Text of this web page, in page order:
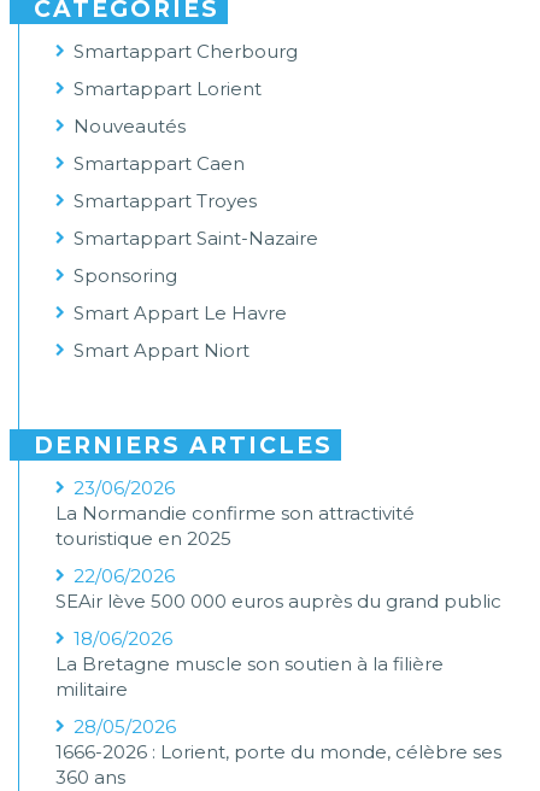
CATÉGORIES
Smartappart Cherbourg
Smartappart Lorient
Nouveautés
Smartappart Caen
Smartappart Troyes
Smartappart Saint-Nazaire
Sponsoring
Smart Appart Le Havre
Smart Appart Niort
DERNIERS ARTICLES
23/06/2026
La Normandie confirme son attractivité
touristique en 2025
22/06/2026
SEAir lève 500 000 euros auprès du grand public
18/06/2026
La Bretagne muscle son soutien à la filière
militaire
28/05/2026
1666-2026 : Lorient, porte du monde, célèbre ses
360 ans